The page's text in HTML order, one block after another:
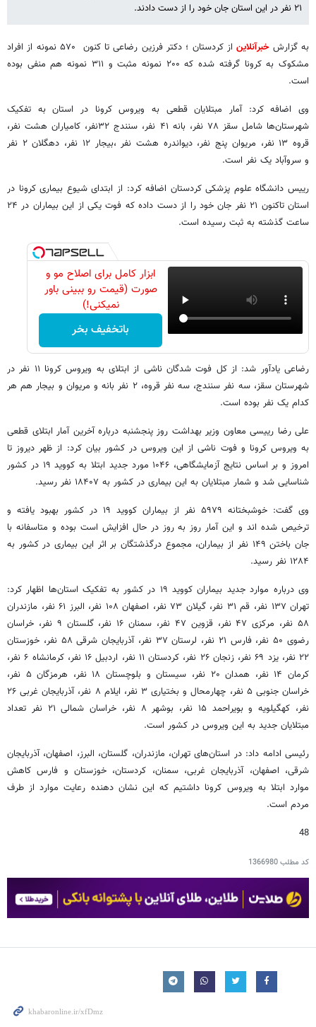
۲۱ نفر در این استان جان خود را از دست دادند.
به گزارشخبرآنلاین
از کردستان ؛ دکتر فرزین رضاعی تا کنون ۵۷۰ نمونه از افراد
مشکوک به کرونا گرفته شده که ۲۰۰ نمونه مثبت و ۳۱۱ نمونه هم منفی بوده
است.
وی اضافه کرد: آمار مبتلایان قطعی به ویروس کرونا در استان به تفکیک
شهرستان‌ها شامل سقز ۷۸ نفر، بانه ۴۱ نفر، سنندج ۳۲نفر، کامیاران هشت نفر،
قروه ۱۳ نفر، مریوان پنج نفر، دیواندره هشت نفر ،بیجار ۱۲ نفر، دهگلان ۲ نفر
و سروآباد یک نفر است.
رییس دانشگاه علوم پزشکی کردستان اضافه کرد: از ابتدای شیوع بیماری کرونا در
استان تاکنون ۲۱ نفر جان خود را از دست داده که فوت یکی از این بیماران در ۲۴
ساعت گذشته به ثبت رسیده است.
ابزار کامل برای اصلاح مو و
صورت (قیمت رو ببینی باور
نمیکنی!)
باتخفیف بخر
رضاعی یادآور شد: از کل فوت شدگان ناشی از ابتلای به ویروس کرونا ۱۱ نفر در
شهرستان سقز، سه نفر سنندج، سه نفر قروه، ۲ نفر بانه و مریوان و بیجار هم هر
کدام یک نفر بوده است.
علی رضا رییسی معاون وزیر بهداشت روز پنجشنبه درباره آخرین آمار ابتلای قطعی
به ویروس کرونا و فوت ناشی از این ویروس در کشور بیان کرد: از ظهر دیروز تا
امروز و بر اساس نتایج آزمایشگاهی، ۱۰۴۶ مورد جدید ابتلا به کووید ۱۹ در کشور
شناسایی شد و شمار مبتلایان به این بیماری در کشور به ۱۸۴۰۷ نفر رسید.
وی گفت: خوشبختانه ۵۹۷۹ نفر از بیماران کووید ۱۹ در کشور بهبود یافته و
ترخیص شده اند و این آمار روز به روز در حال افزایش است بوده و متاسفانه با
جان باختن ۱۴۹ نفر از بیماران، مجموع درگذشتگان بر اثر این بیماری در کشور به
۱۲۸۴ نفر رسید.
وی درباره موارد جدید بیماران کووید ۱۹ در کشور به تفکیک استان‌ها اظهار کرد:
تهران ۱۳۷ نفر، قم ۳۱ نفر، گیلان ۷۳ نفر، اصفهان ۱۰۸ نفر، البرز ۶۱ نفر، مازندران
۵۸ نفر، مرکزی ۴۷ نفر، قزوین ۴۷ نفر، سمنان ۱۶ نفر، گلستان ۹ نفر، خراسان
رضوی ۵۰ نفر، فارس ۲۱ نفر، لرستان ۳۷ نفر، آذربایجان شرقی ۵۸ نفر، خوزستان
۲۲ نفر، یزد ۶۹ نفر، زنجان ۲۶ نفر، کردستان ۱۱ نفر، اردبیل ۱۶ نفر، کرمانشاه ۶ نفر،
کرمان ۱۴ نفر، همدان ۲۰ نفر، سیستان و بلوچستان ۱۸ نفر، هرمزگان ۵ نفر،
خراسان جنوبی ۵ نفر، چهارمحال و بختیاری ۳ نفر، ایلام ۸ نفر، آذربایجان غربی ۲۶
نفر، کهگیلویه و بویراحمد ۱۵ نفر، بوشهر ۸ نفر، خراسان شمالی ۲۱ نفر تعداد
مبتلایان جدید به این ویروس در کشور است.
رئیسی ادامه داد: در استان‌های تهران، مازندران، گلستان، البرز، اصفهان، آذربایجان
شرقی، اصفهان، آذربایجان غربی، سمنان، کردستان، خوزستان و فارس کاهش
موارد ابتلا به ویروس کرونا داشتیم که این نشان دهنده رعایت موارد از طرف
مردم است.
48
کد مطلب1366980